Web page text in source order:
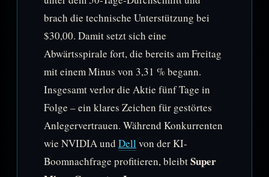
brach die technische Unterstützung bei
$30,00. Damit setzt sich eine
Abwärtsspirale fort, die bereits am Freitag
mit einem Minus von 3,31 % begann.
Insgesamt verlor die Aktie fünf Tage in
Folge – ein klares Zeichen für gestörtes
Anlegervertrauen. Während Konkurrenten
wie NVIDIA und Dell von der KI-
Boomnachfrage profitieren, bleibtSuper